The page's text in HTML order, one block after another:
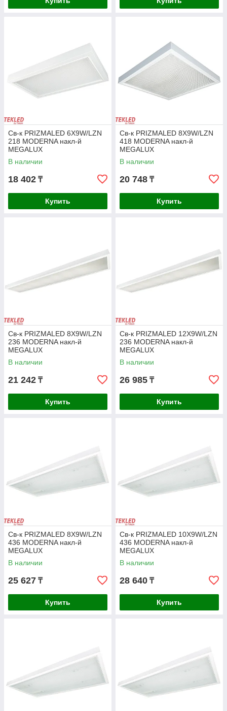
Отсутствие вредной ультрафиолетовой
составляющей спектра, полная
безопасность в использовании.
Надежность
Светильники с прочным корпусом,
который не нагревает светильник, и
напряжения.
Посмотреть каталог
Выгоды покупки в интернет-магазине
Sapa
Занимаемся поставками электротоваров из России,
Турции, Китая и отечественной продукции по самым
демократичным ценам.
безналичный расчет.
Официальная гарантия качества на товары от 1 до 7
лет, индивидуальное ценообразование для оптовых
продаж.
клиенту, помогаем с выбором, учитываем запрос
Св-к PRIZMALED 6X9W/LZN
218 MODERNA накл-й
MEGALUX
В наличии
18 402 ₸
Купить
Св-к PRIZMALED 8X9W/LZN
418 MODERNA накл-й
MEGALUX
В наличии
20 748 ₸
Купить
Св-к PRIZMALED 8X9W/LZN
236 MODERNA накл-й
MEGALUX
В наличии
21 242 ₸
Купить
Св-к PRIZMALED 12X9W/LZN
236 MODERNA накл-й
MEGALUX
В наличии
26 985 ₸
Купить
Св-к PRIZMALED 8X9W/LZN
436 MODERNA накл-й
MEGALUX
В наличии
25 627 ₸
Купить
Св-к PRIZMALED 10X9W/LZN
436 MODERNA накл-й
MEGALUX
В наличии
28 640 ₸
Купить